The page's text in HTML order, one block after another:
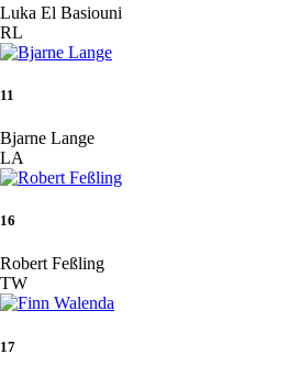
Luka El Basiouni
RL
11
Bjarne Lange
LA
16
Robert Feßling
TW
17